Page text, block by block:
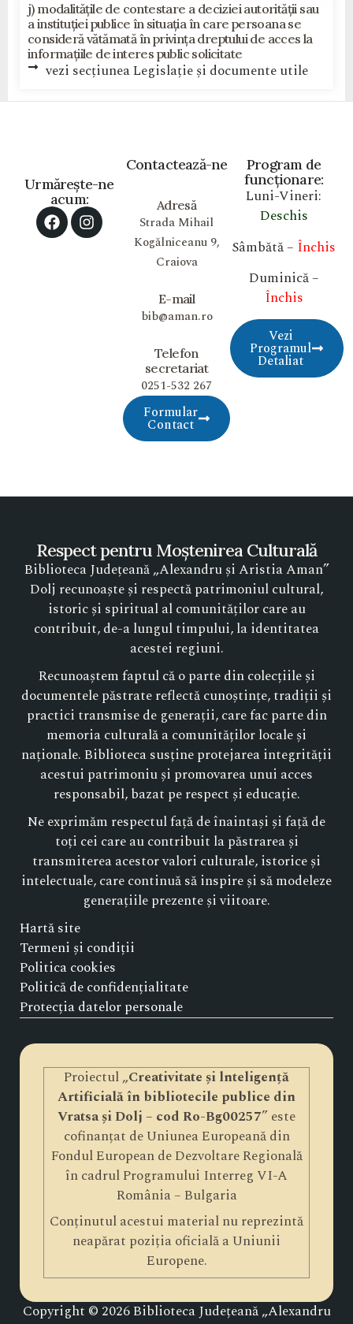
j) modalitățile de contestare a deciziei autorității sau
a instituției publice în situația în care persoana se
consideră vătămată în privința dreptului de acces la
informațiile de interes public solicitate
vezi secțiunea Legislație și documente utile
Program de
funcționare:
Luni-Vineri:
Deschis
Sâmbătă – Închis
Duminică –
Închis
Vezi
Programul
Detaliat
Contactează-ne
Adresă
Strada Mihail
Kogălniceanu 9,
Craiova
E-mail
bib@aman.ro
Telefon
secretariat
0251-532 267
Formular
Contact
Urmărește-ne
acum:
Respect pentru Moștenirea Culturală
Biblioteca Județeană „Alexandru și Aristia Aman”
Dolj recunoaște și respectă patrimoniul cultural,
istoric și spiritual al comunităților care au
contribuit, de-a lungul timpului, la identitatea
acestei regiuni.
Recunoaștem faptul că o parte din colecțiile și
documentele păstrate reflectă cunoștințe, tradiții și
practici transmise de generații, care fac parte din
memoria culturală a comunităților locale și
naționale. Biblioteca susține protejarea integrității
acestui patrimoniu și promovarea unui acces
responsabil, bazat pe respect și educație.
Ne exprimăm respectul față de înaintași și față de
toți cei care au contribuit la păstrarea și
transmiterea acestor valori culturale, istorice și
intelectuale, care continuă să inspire și să modeleze
generațiile prezente și viitoare.
Hartă site
Termeni și condiții
Politica cookies
Politică de confidențialitate
Protecția datelor personale
Proiectul „Creativitate și lnteligență
Artificială în bibliotecile publice din
Vratsa și Dolj – cod Ro-Bg00257” este
cofinanțat de Uniunea Europeană din
Fondul European de Dezvoltare Regională
în cadrul Programului Interreg VI-A
România – Bulgaria
Conținutul acestui material nu reprezintă
neapărat poziția oficială a Uniunii
Europene.
Copyright © 2026 Biblioteca Județeană „Alexandru